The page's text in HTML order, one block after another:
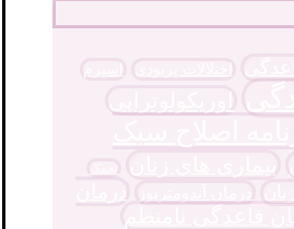
اختلالات پریودی
اوریکولوتراپی
اصلاح سبک
بیماری های زنان
تخمک
درمان آندومتریوز
درمان
قاعدگی نامنظم